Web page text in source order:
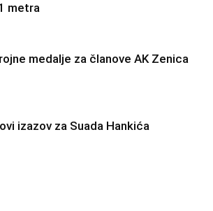
metra
medalje za članove AK Zenica
izazov za Suada Hankića